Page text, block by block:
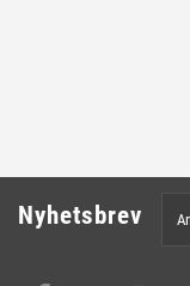
Nyhetsbrev